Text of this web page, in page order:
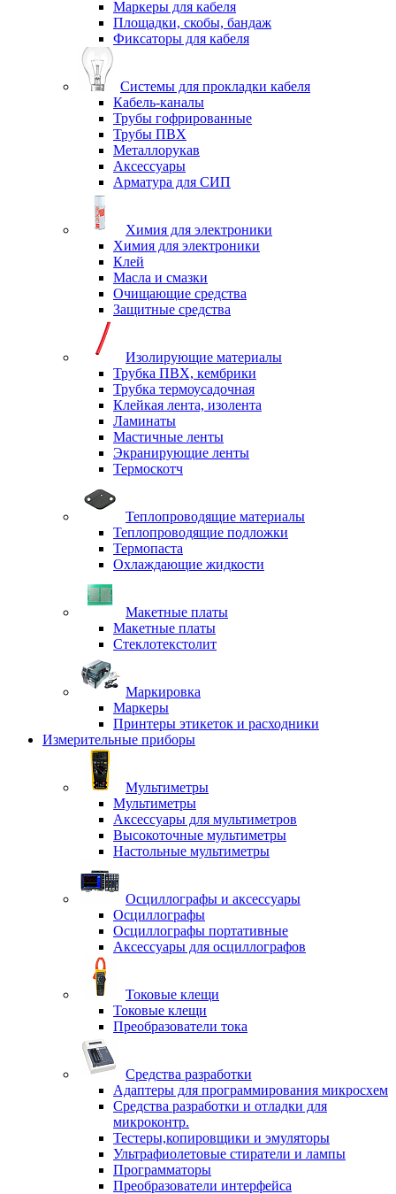
Маркеры для кабеля
Площадки, скобы, бандаж
Фиксаторы для кабеля
Системы для прокладки кабеля
Кабель-каналы
Трубы гофрированные
Трубы ПВХ
Металлорукав
Аксессуары
Арматура для СИП
Химия для электроники
Химия для электроники
Клей
Масла и смазки
Очищающие средства
Защитные средства
Изолирующие материалы
Трубка ПВХ, кембрики
Трубка термоусадочная
Клейкая лента, изолента
Ламинаты
Мастичные ленты
Экранирующие ленты
Термоскотч
Теплопроводящие материалы
Теплопроводящие подложки
Термопаста
Охлаждающие жидкости
Макетные платы
Макетные платы
Стеклотекстолит
Маркировка
Маркеры
Принтеры этикеток и расходники
Измерительные приборы
Мультиметры
Мультиметры
Аксессуары для мультиметров
Высокоточные мультиметры
Настольные мультиметры
Осциллографы и аксессуары
Осциллографы
Осциллографы портативные
Аксессуары для осциллографов
Токовые клещи
Токовые клещи
Преобразователи тока
Средства разработки
Адаптеры для программирования микросхем
Средства разработки и отладки для
микроконтр.
Тестеры,копировщики и эмуляторы
Ультрафиолетовые стиратели и лампы
Программаторы
Преобразователи интерфейса